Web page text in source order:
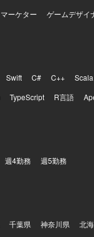
マーケター ゲームデザイ
Swift C# C++
Scala
TypeScript R言語
週4勤務 週5勤務
千葉県 神奈川県 北